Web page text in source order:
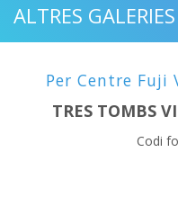
ALTRES GALERIES
Per Centre Fuji
TRES TOMBS
Codi